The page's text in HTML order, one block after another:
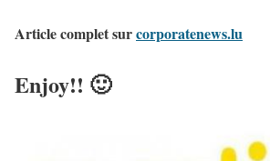
Article complet surcorporatenews.lu
Enjoy!! 🙂